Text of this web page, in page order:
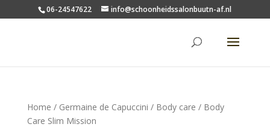
06-24547622 info@schoonheidssalonbuutn-af.nl
Home / Germaine de Capuccini / Body care / Body
Care Slim Mission